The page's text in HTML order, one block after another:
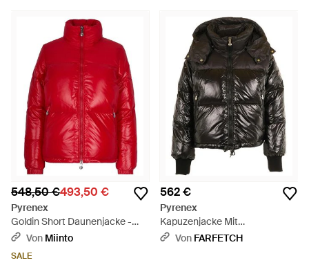
548,50 €493,50 €
Pyrenex
Goldin Short Daunenjacke -
RotVon Miinto
SALE
562 €
Pyrenex
Kapuzenjacke Mit
Reißverschluss - Schwarz
Von FARFETCH